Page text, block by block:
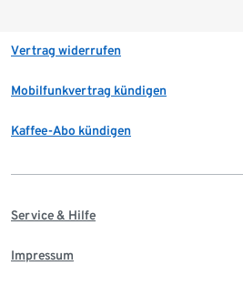
Vertrag widerrufen
Mobilfunkvertrag kündigen
Kaffee-Abo kündigen
Service & Hilfe
Impressum